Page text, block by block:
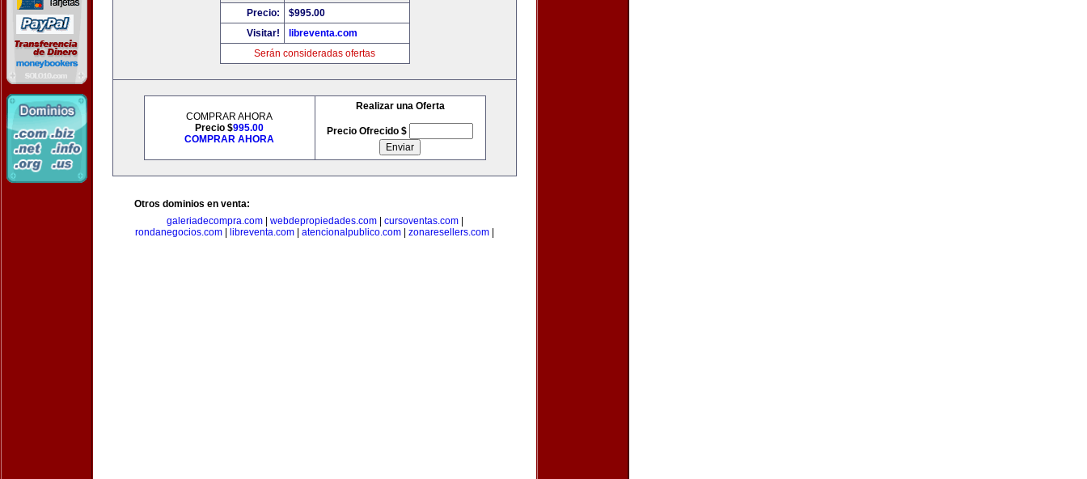
Precio:
$995.00
Visitar!
libreventa.com
Serán consideradas ofertas
COMPRAR AHORA
Precio $995.00
COMPRAR AHORA
Realizar una Oferta
Precio Ofrecido $
Otros dominios en venta:
galeriadecompra.com| webdepropiedades.com| cursoventas.com|
rondanegocios.com
libreventa.com atencionalpublico.com zonaresellers.com